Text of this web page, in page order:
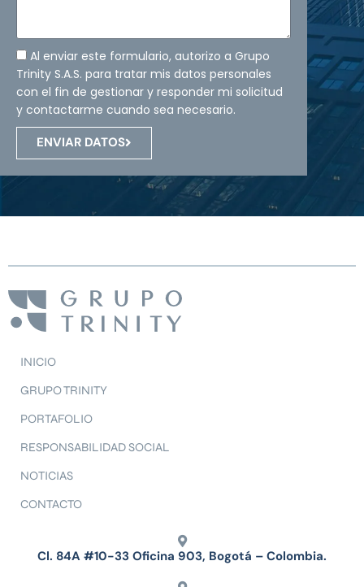
Al enviar este formulario, autorizo a Grupo
Trinity S.A.S. para tratar mis datos personales
con el fin de gestionar y responder mi solicitud
y contactarme cuando sea necesario.
ENVIAR DATOS
INICIO
GRUPO TRINITY
PORTAFOLIO
RESPONSABILIDAD SOCIAL
NOTICIAS
CONTACTO
Cl. 84A #10-33 Oficina 903, Bogotá – Colombia.